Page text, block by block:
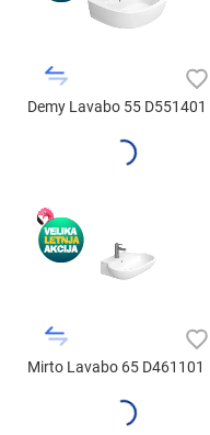
Demy Lavabo 55 D551401
Mirto Lavabo 65 D461101